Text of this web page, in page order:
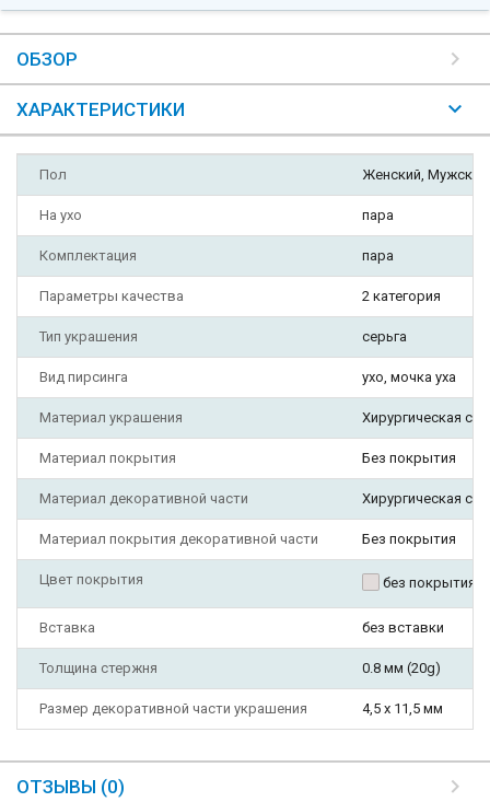
ОБЗОР
ХАРАКТЕРИСТИКИ
Пол Женский, Мужской
На ухо пара
Комплектация пара
Параметры качества 2 категория
Тип украшения серьга
Вид пирсинга ухо, мочка уха
Материал украшения Хирургическая
Материал покрытия Без покрытия
Материал декоративной части Хирургическая
Материал покрытия декоративной части Без покрытия
Цвет покрытия без покрытия
Вставка без вставки
Толщина стержня 0.8 мм (20g)
Размер декоративной части украшения 4,5 х 11,5 мм
ОТЗЫВЫ (0)